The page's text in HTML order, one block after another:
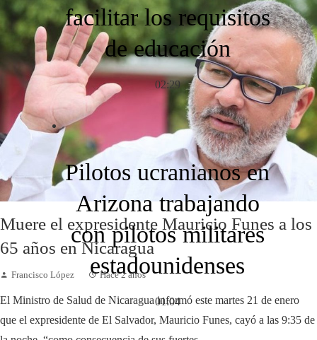
facilitar los requisitos
de educación
02:29
Pilotos ucranianos en
Arizona trabajando
con pilotos militares
estadounidenses
01:04
Muere el expresidente Mauricio Funes a los
65 años en Nicaragua
Francisco López Hace 2 años
El Ministro de Salud de Nicaragua informó este martes 21 de enero
que el expresidente de El Salvador, Mauricio Funes, cayó a las 9:35 de